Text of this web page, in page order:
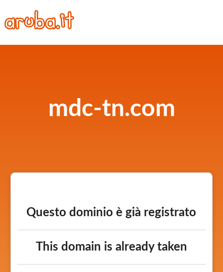
mdc-tn.com
Questo dominio è già registrato
This domain is already taken